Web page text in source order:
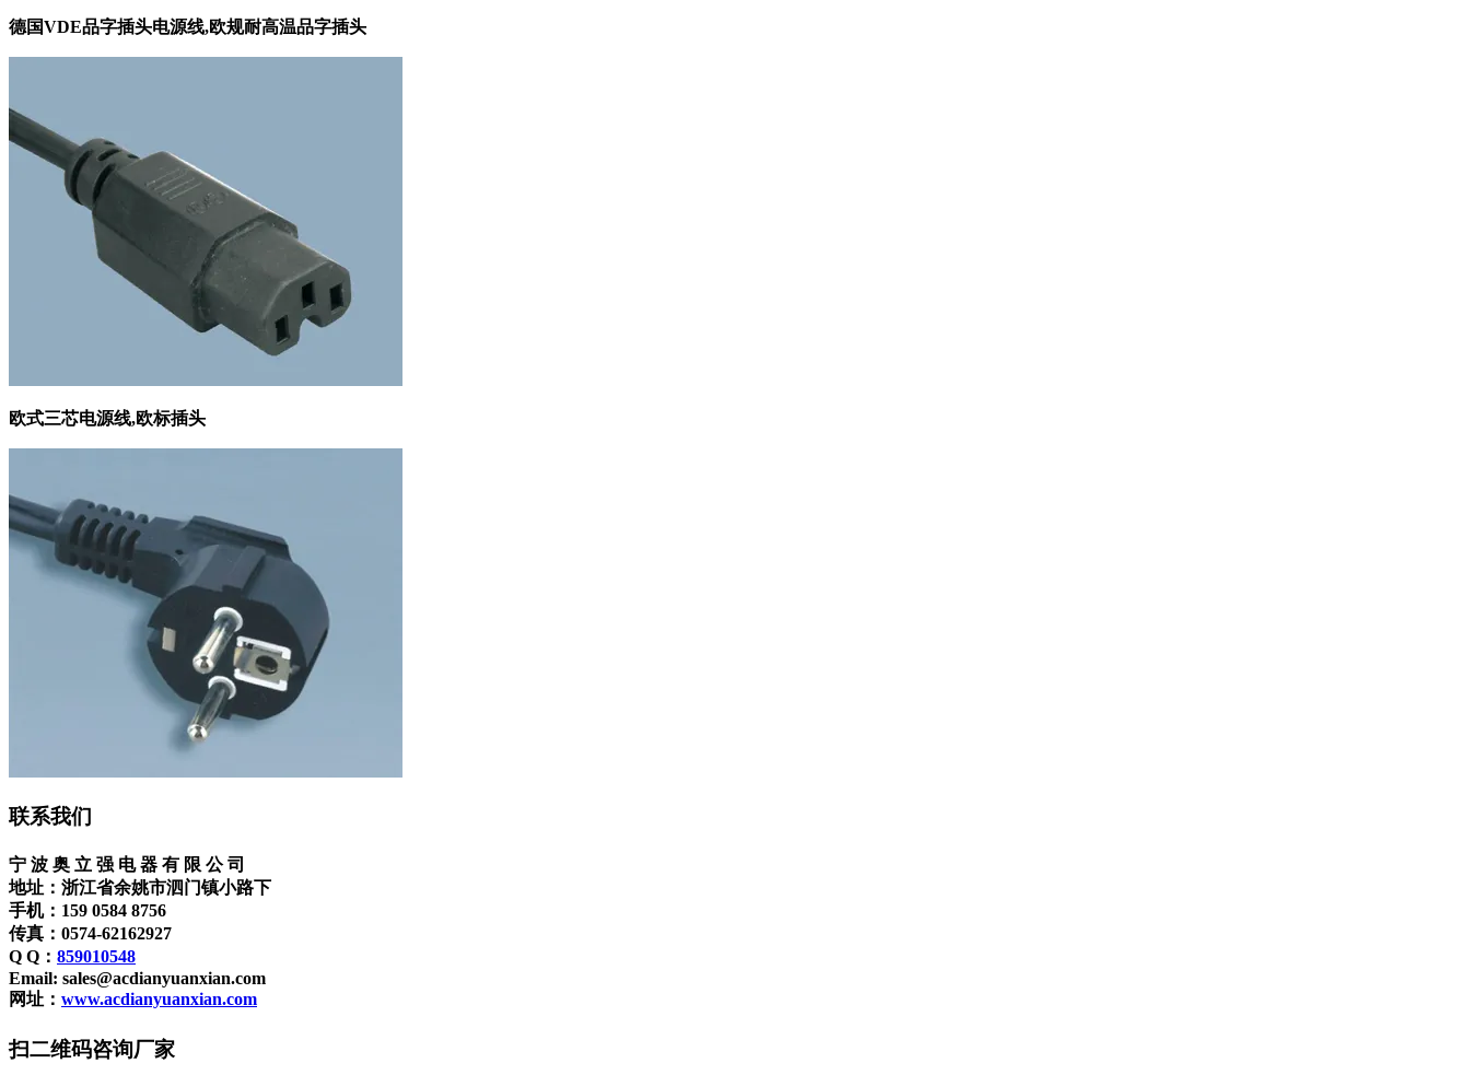
德国VDE品字插头电源线,欧规耐高温品字插头
欧式三芯电源线,欧标插头
联系我们
宁 波 奥 立 强 电 器 有 限 公 司
地址：浙江省余姚市泗门镇小路下
手机：159 0584 8756
传真：0574-62162927
Q Q： 859010548
Email: sales@acdianyuanxian.com
网址： www.acdianyuanxian.com
扫二维码咨询厂家